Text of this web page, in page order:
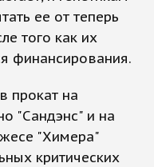
ее от теперь
того как их
финансирования.
прокат на
"Сандэнс" и на
"Химера"
критических